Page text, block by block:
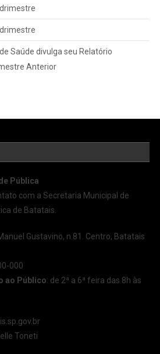
Saúde divulga seu Relatório
Anterior
Pública
com a Secretaria Municipal de
de Batatais.
Gustavino, n.81. Centro, Batatais
000
ao Público: de 2ª a 6ª feira das 8h às
Toneti